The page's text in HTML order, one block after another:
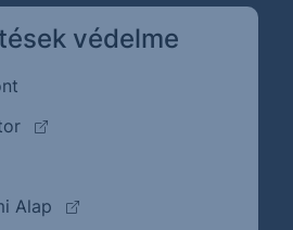
védelme
(külső oldalra ugrik)
oldalra ugrik)
Alap
(külső oldalra ugrik)